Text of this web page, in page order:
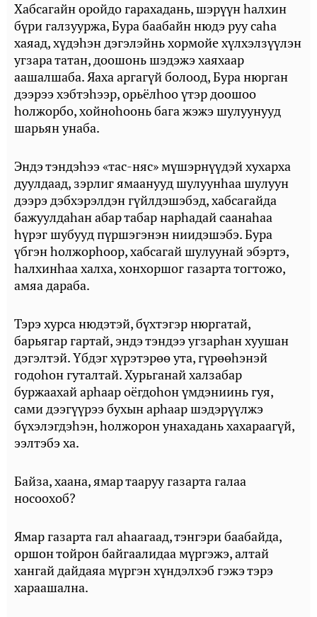
Хабсагайн оройдо гарахадань, шэрүүн һалхин
бүри галзууржа, Бура баабайн нюдэ руу саһа
хаяад, хүдэһэн дэгэлэйнь хормойе хүлхэлзүүлэн
угзара татан, доошонь шэдэжэ хаяхаар
аашалшаба. Яаха аргагүй болоод, Бура нюрган
дээрээ хэбтэһээр, орьёлһоо үтэр доошоо
һолжорбо, хойноһоонь бага жэжэ шулуунууд
шарьян унаба.
Эндэ тэндэһээ «тас-няс» мүшэрнүүдэй хухарха
дуулдаад, зэрлиг ямаанууд шулуунһаа шулуун
дээрэ дэбхэрэлдэн гүйлдэшэбэд, хабсагайда
бажуулдаһан абар табар нарһадай саанаһаа
һүрэг шубууд пүршэгэнэн ниидэшэбэ. Бура
үбгэн һолжорһоор, хабсагай шулуунай эбэртэ,
һалхинһаа халха, хонхоршог газарта тогтожо,
амяа дараба.
Тэрэ хурса нюдэтэй, бүхтэгэр нюргатай,
барьягар гартай, эндэ тэндээ угзарһан хуушан
дэгэлтэй. Үбдэг хүрэтэрөө ута, гүрөөһэнэй
годоһон гуталтай. Хурьганай халзабар
буржаахай арһаар оёгдоһон үмдэниинь гуя,
сами дээгүүрээ бухын арһаар шэдэрүүлжэ
бүхэлэгдэһэн, һолжорон унахадань хахараагүй,
ээлтэбэ ха.
Байза, хаана, ямар тааруу газарта галаа
носоохоб?
Ямар газарта гал аһаагаад, тэнгэри баабайда,
оршон тойрон байгаалидаа мүргэжэ, алтай
хангай дайдаяа мүргэн хүндэлхэб гэжэ тэрэ
хараашална.